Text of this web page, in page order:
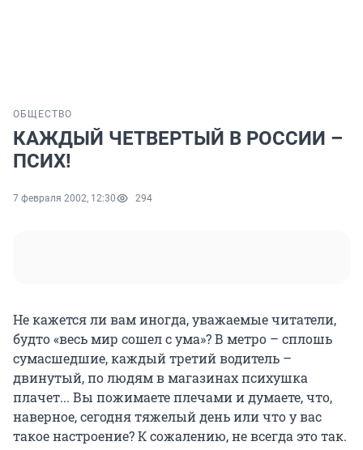
ОБЩЕСТВО
КАЖДЫЙ ЧЕТВЕРТЫЙ В РОССИИ –
ПСИХ!
7 февраля 2002, 12:30 294
Не кажется ли вам иногда, уважаемые читатели,
будто «весь мир сошел с ума»? В метро – сплошь
сумасшедшие, каждый третий водитель –
двинутый, по людям в магазинах психушка
плачет... Вы пожимаете плечами и думаете, что,
наверное, сегодня тяжелый день или что у вас
такое настроение? К сожалению, не всегда это так.